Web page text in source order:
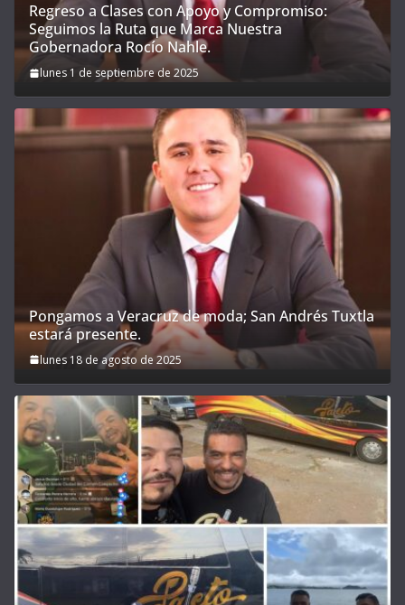
Regreso a Clases con Apoyo y Compromiso:
Seguimos la Ruta que Marca Nuestra
Gobernadora Rocío Nahle.
lunes 1 de septiembre de 2025
Pongamos a Veracruz de moda; San Andrés Tuxtla
estará presente.
lunes 18 de agosto de 2025